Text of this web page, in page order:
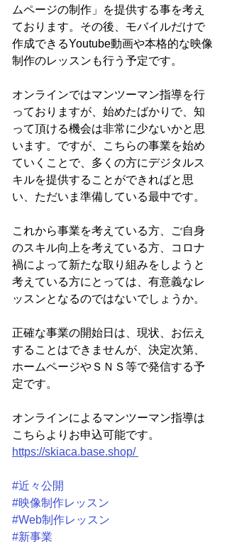
ムページの制作」を提供する事を考え
ております。その後、モバイルだけで
作成できるYoutube動画や本格的な映像
制作のレッスンも行う予定です。
オンラインではマンツーマン指導を行
っておりますが、始めたばかりで、知
って頂ける機会は非常に少ないかと思
います。ですが、こちらの事業を始め
ていくことで、多くの方にデジタルス
キルを提供することができればと思
い、ただいま準備している最中です。
これから事業を考えている方、ご自身
のスキル向上を考えている方、コロナ
禍によって新たな取り組みをしようと
考えている方にとっては、有意義なレ
ッスンとなるのではないでしょうか。
正確な事業の開始日は、現状、お伝え
することはできませんが、決定次第、
ホームページやＳＮＳ等で発信する予
定です。
オンラインによるマンツーマン指導は
こちらよりお申込可能です。
https://skiaca.base.shop/
#近々公開
#映像制作レッスン
#Web制作レッスン
#新事業